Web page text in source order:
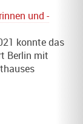
und -
konnte das
Berlin mit